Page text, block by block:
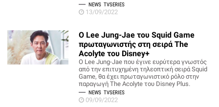
NEWS TVSERIES
13/09/2022
Ο Lee Jung-Jae του Squid Game
πρωταγωνιστής στη σειρά The
Acolyte του Disney+
Ο Lee Jung-Jae που έγινε ευρύτερα γνωστός
από την επιτυχημένη τηλεοπτική σειρά Squid
Game, θα έχει πρωταγωνιστικό ρόλο στην
παραγωγή The Acolyte του Disney Plus.
NEWS TVSERIES
09/09/2022